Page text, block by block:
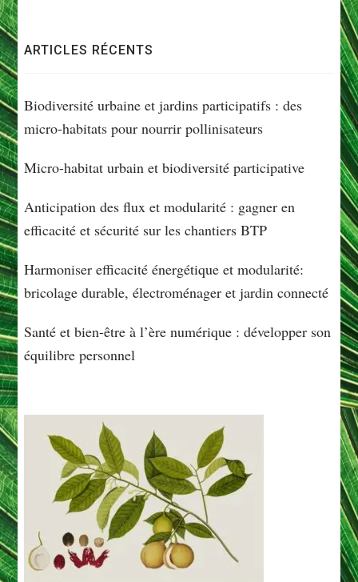
ARTICLES RÉCENTS
Biodiversité urbaine et jardins participatifs : des
micro-habitats pour nourrir pollinisateurs
Micro-habitat urbain et biodiversité participative
Anticipation des flux et modularité : gagner en
efficacité et sécurité sur les chantiers BTP
Harmoniser efficacité énergétique et modularité:
bricolage durable, électroménager et jardin connecté
Santé et bien-être à l’ère numérique : développer son
équilibre personnel